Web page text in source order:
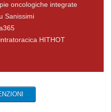
oncologiche integrate
Sanissimi
HITHOT